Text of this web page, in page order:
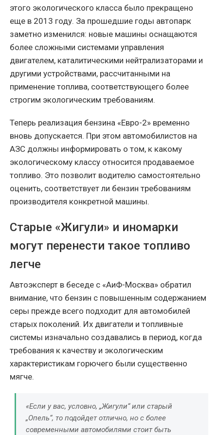
этого экологического класса было прекращено
еще в 2013 году. За прошедшие годы автопарк
заметно изменился: новые машины оснащаются
более сложными системами управления
двигателем, каталитическими нейтрализаторами и
другими устройствами, рассчитанными на
применение топлива, соответствующего более
строгим экологическим требованиям.
Теперь реализация бензина «Евро-2» временно
вновь допускается. При этом автомобилистов на
АЗС должны информировать о том, к какому
экологическому классу относится продаваемое
топливо. Это позволит водителю самостоятельно
оценить, соответствует ли бензин требованиям
производителя конкретной машины.
Старые «Жигули» и иномарки
могут перенести такое топливо
легче
Автоэксперт в беседе с «АиФ-Москва» обратил
внимание, что бензин с повышенным содержанием
серы прежде всего подходит для автомобилей
старых поколений. Их двигатели и топливные
системы изначально создавались в период, когда
требования к качеству и экологическим
характеристикам горючего были существенно
мягче.
«Если у вас, условно, „Жигули“ или старый
„Опель“, то подойдет отлично, но с более
современными автомобилями стоит быть